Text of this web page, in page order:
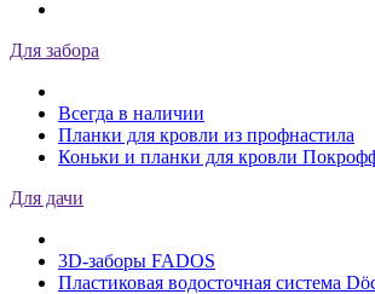
Для забора
Всегда в наличии
Планки для кровли из профнастила
Коньки и планки для кровли
Для дачи
3D-заборы FADOS
Пластиковая водосточная система